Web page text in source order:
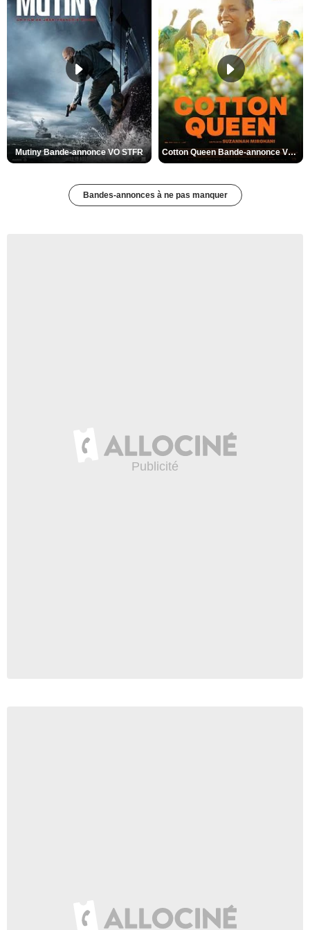
Mutiny Bande-annonce VO STFR Cotton Queen Bande-annonce VO STFR
Bandes-annonces à ne pas manquer